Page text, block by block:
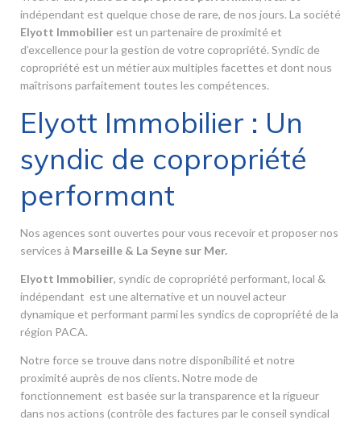
indépendant est quelque chose de rare, de nos jours. La société
Elyott Immobilier est un partenaire de proximité et
d’excellence pour la gestion de votre copropriété. Syndic de
copropriété est un métier aux multiples facettes et dont nous
maîtrisons parfaitement toutes les compétences.
Elyott Immobilier : Un
syndic de copropriété
performant
Nos agences sont ouvertes pour vous recevoir et proposer nos
services à Marseille & La Seyne sur Mer.
Elyott Immobilier, syndic de copropriété performant, local &
indépendant est une alternative et un nouvel acteur
dynamique et performant parmi les syndics de copropriété de la
région PACA.
Notre force se trouve dans notre disponibilité et notre
proximité auprès de nos clients. Notre mode de
fonctionnement est basée sur la transparence et la rigueur
dans nos actions (contrôle des factures par le conseil syndical